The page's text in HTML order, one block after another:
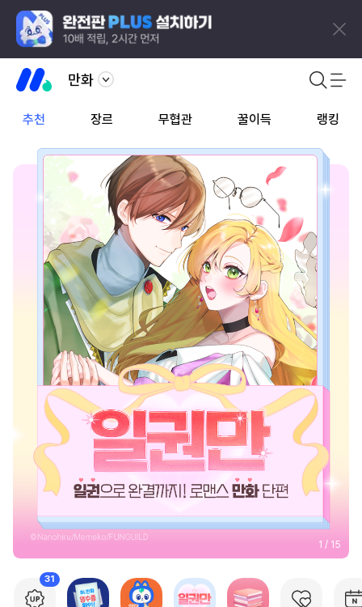
만화
추천 장르 무협관 꿀이득 랭킹
2 / 15
31